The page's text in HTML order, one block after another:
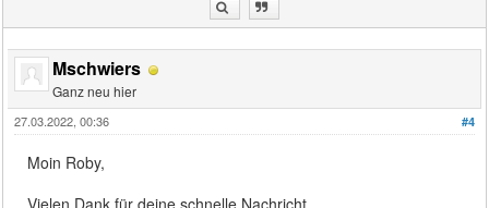
Mschwiers
Ganz neu hier
#4
27.03.2022, 00:36
Moin Roby,